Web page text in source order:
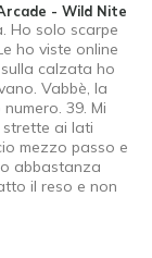
- Wild Nite
Ho solo scarpe
ho viste online
calzata ho
Vabbè, la
39. Mi
strette ai lati
mezzo passo e
abbastanza
il reso e non